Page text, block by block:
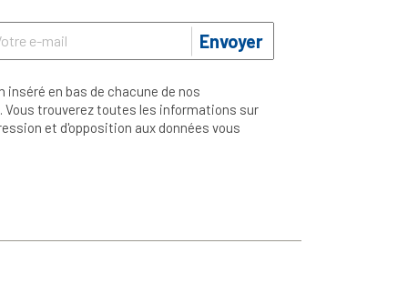
Envoyer
en bas de chacune de nos
trouverez toutes les informations sur
et d'opposition aux données vous